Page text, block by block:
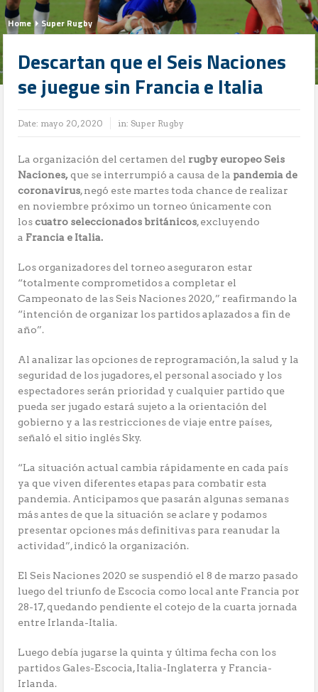
Home Super Rugby
Descartan que el Seis Naciones
se juegue sin Francia e Italia
Date: mayo 20, 2020 in:Super Rugby
La organización del certamen del rugby europeo Seis
Naciones,que se interrumpió a causa de la pandemia de
coronavirus, negó este martes toda chance de realizar
en noviembre próximo un torneo únicamente con
loscuatro seleccionados británicos, excluyendo
a Francia e Italia.
Los organizadores del torneo aseguraron estar
“totalmente comprometidos a completar el
Campeonato de las Seis Naciones 2020,” reafirmando la
“intención de organizar los partidos aplazados a fin de
año”.
Al analizar las opciones de reprogramación, la salud y la
seguridad de los jugadores, el personal asociado y los
espectadores serán prioridad y cualquier partido que
pueda ser jugado estará sujeto a la orientación del
gobierno y a las restricciones de viaje entre países,
señaló el sitio inglés Sky.
“La situación actual cambia rápidamente en cada país
ya que viven diferentes etapas para combatir esta
pandemia. Anticipamos que pasarán algunas semanas
más antes de que la situación se aclare y podamos
presentar opciones más definitivas para reanudar la
actividad”, indicó la organización.
El Seis Naciones 2020 se suspendió el 8 de marzo pasado
luego del triunfo de Escocia como local ante Francia por
28-17, quedando pendiente el cotejo de la cuarta jornada
entre Irlanda-Italia.
Luego debía jugarse la quinta y última fecha con los
partidos Gales-Escocia, Italia-Inglaterra y Francia-
Irlanda.